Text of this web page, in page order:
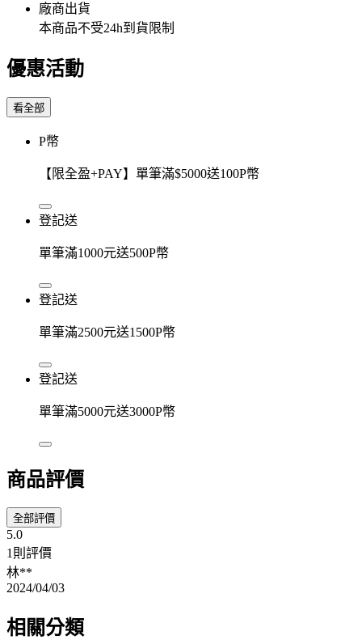
廠商出貨
本商品不受24h到貨限制
優惠活動
看全部
P幣
【限全盈+PAY】單筆滿$5000送100P幣
登記送
單筆滿1000元送500P幣
登記送
單筆滿2500元送1500P幣
登記送
單筆滿5000元送3000P幣
商品評價
全部評價
5.0
1則評價
林**
2024/04/03
相關分類